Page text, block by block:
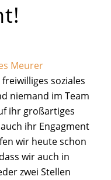
Meurer
soziales
niemand im Team
ihr großartiges
ihr Engagment
wir heute schon
wir auch in
zwei Stellen